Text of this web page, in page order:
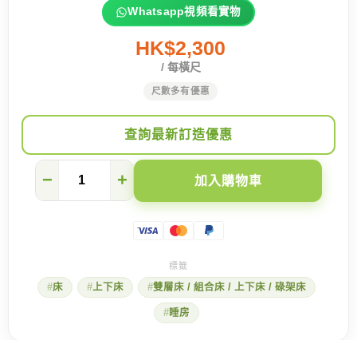
Whatsapp視頻看實物
HK$2,300
/ 每橫尺
尺數多有優惠
查詢最新訂造優惠
下
量
− + 加入購物車
床 上下床 雙層床 / 組合床 / 上下床 / 碌架床
睡房